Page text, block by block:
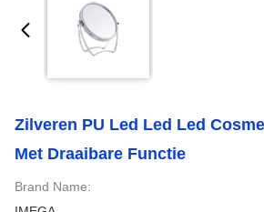
Zilveren PU Led Led Led
Met Draaibare Functie
Brand Name: